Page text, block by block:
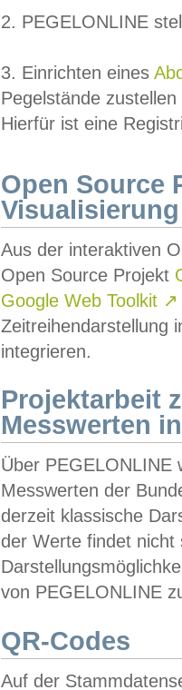
2. PEGELONLINE
3. Einrichten eines
Pegelstände
Hierfür ist eine
Open Source
Visualisierung
Aus der interaktiven
Open Source Projekt
Google Web Toolkit ↗
Zeitreihendarstellung
integrieren.
Projektarbeit
Messwerten
Über PEGELONLINE
Messwerten der
derzeit klassische
der Werte findet
von PEGELONLINE
QR-Codes
Auf der